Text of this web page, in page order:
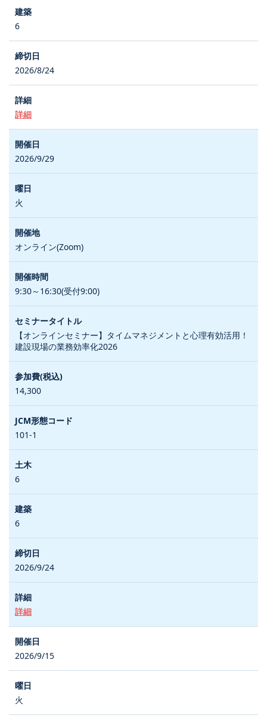
6
2026/8/24
詳細
2026/9/29
火
オンライン(Zoom)
9:30～16:30(受付9:00)
【オンラインセミナー】タイムマネジメントと心理有効活用！
建設現場の業務効率化2026
14,300
101-1
6
6
2026/9/24
詳細
2026/9/15
火